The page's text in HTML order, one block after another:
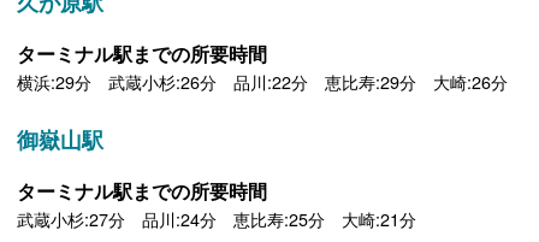
ターミナル駅までの所要時間
横浜:29分 武蔵小杉:26分 品川:22分 恵比寿:29分 大崎:26分
御嶽山駅
ターミナル駅までの所要時間
武蔵小杉:27分 品川:24分 恵比寿:25分 大崎:21分